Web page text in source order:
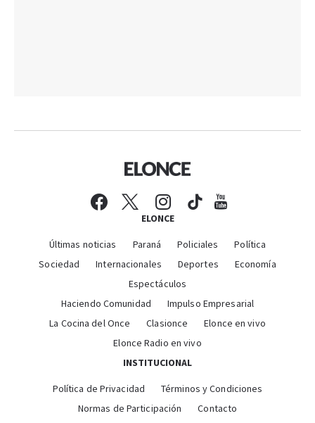
ELONCE
Últimas noticias Paraná Policiales
Política
Sociedad
Internacionales Deportes
Economía
Espectáculos
Haciendo Comunidad
Impulso Empresarial
La Cocina del Once
Clasionce
Elonce en vivo
Elonce Radio en vivo
INSTITUCIONAL
Política de Privacidad
Términos y Condiciones
Normas de Participación
Contacto